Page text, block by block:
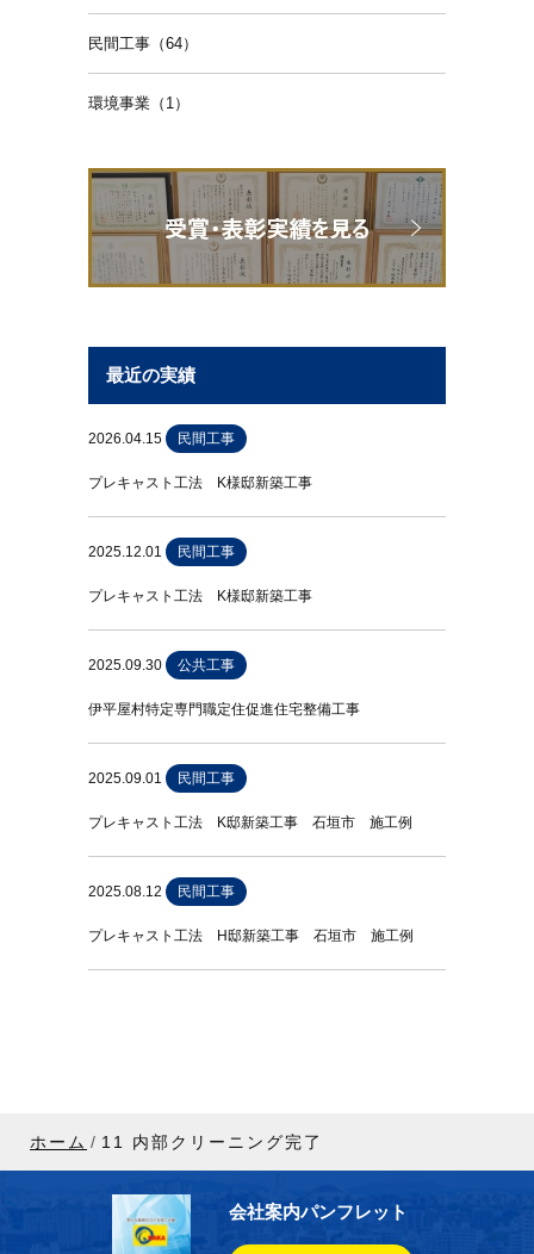
民間工事（64）
環境事業（1）
最近の実績
2026.04.15 民間工事
プレキャスト工法 K様邸新築工事
2025.12.01 民間工事
プレキャスト工法 K様邸新築工事
2025.09.30 公共工事
伊平屋村特定専門職定住促進住宅整備工事
2025.09.01 民間工事
プレキャスト工法 K邸新築工事 石垣市 施工例
2025.08.12 民間工事
プレキャスト工法 H邸新築工事 石垣市 施工例
ホーム 11 内部クリーニング完了
会社案内パンフレット